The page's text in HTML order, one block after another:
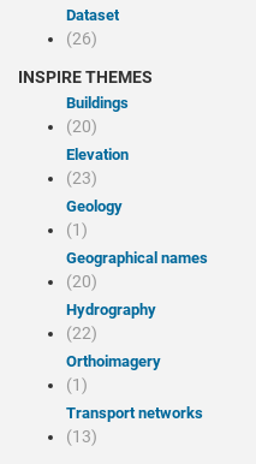
Dataset
(26)
INSPIRE THEMES
Buildings
(20)
Elevation
(23)
Geology
(1)
Geographical names
(20)
Hydrography
(22)
Orthoimagery
(1)
Transport networks
(13)